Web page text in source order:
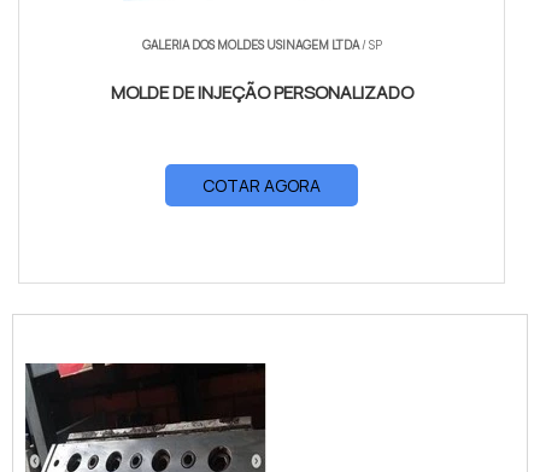
GALERIA DOS MOLDES USINAGEM LTDA/ SP
MOLDE DE INJEÇÃO PERSONALIZADO
COTAR AGORA